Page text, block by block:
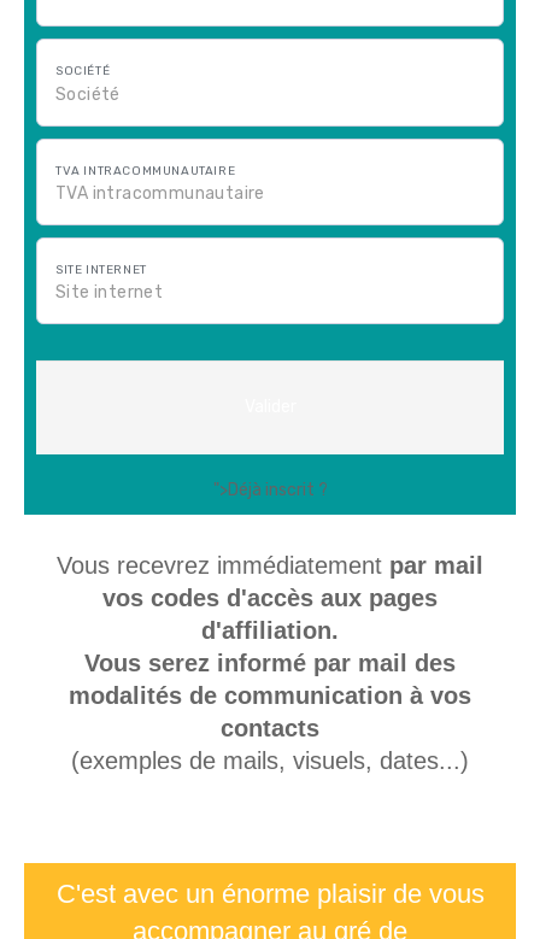
SOCIÉTÉ
TVA INTRACOMMUNAUTAIRE
SITE INTERNET
">Déjà inscrit ?
Vous recevrez immédiatement par mail
vos codes d'accès aux pages
d'affiliation.
Vous serez informé par mail des
modalités de communication à vos
contacts
(exemples de mails, visuels, dates...)
C'est avec un énorme plaisir de vous
accompagner au gré de